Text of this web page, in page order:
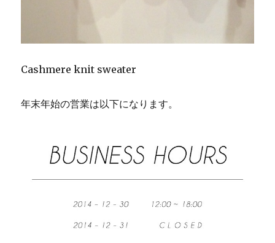
Cashmere knit sweater
年末年始の営業は以下になります。